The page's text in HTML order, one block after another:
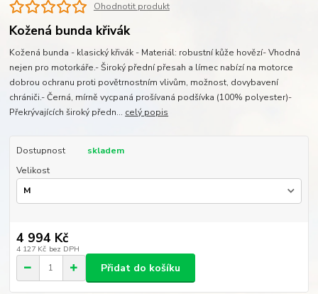
Ohodnotit produkt
Kožená bunda křivák
Kožená bunda - klasický křivák - Materiál: robustní kůže hovězí- Vhodná
nejen pro motorkáře.- Široký přední přesah a límec nabízí na motorce
dobrou ochranu proti povětrnostním vlivům, možnost, dovybavení
chrániči.- Černá, mírně vycpaná prošívaná podšívka (100% polyester)-
Překrývajících široký předn... celý popis
Dostupnost
skladem
Velikost
4 994 Kč
4 127 Kč bez DPH
Přidat do košíku